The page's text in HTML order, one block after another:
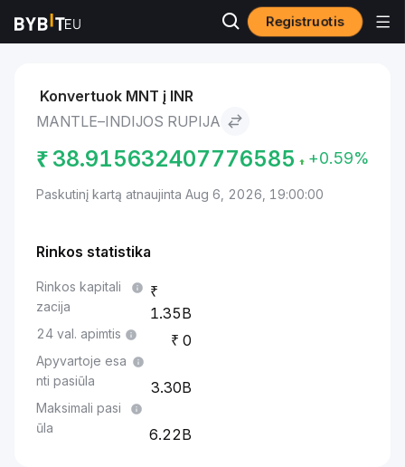
Registruotis
Rinkos Mantle kaina MNT Mantle to Indijos rupija
Konvertuok MNT į INR
MANTLE–INDIJOS RUPIJA
₹ 38.915632407776585 +0.59%
Paskutinį kartą atnaujinta Aug 6, 2026, 19:00:00
Rinkos statistika
Rinkos kapitali
zacija
1.35B
24 val. apimtis 0
Apyvartoje esa
nti pasiūla
3.30B
Maksimali pasi
ūla
6.22B